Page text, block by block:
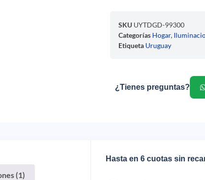
SKU UYTDGD-99300
Categorías Hogar,
Etiqueta Uruguay
¿Tienes preguntas?
(1)
Hasta en 6 cuotas sin